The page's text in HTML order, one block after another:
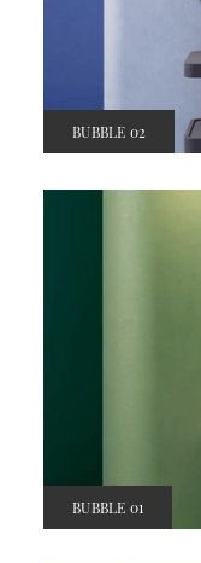
BUBBLE 02
BUBBLE 01